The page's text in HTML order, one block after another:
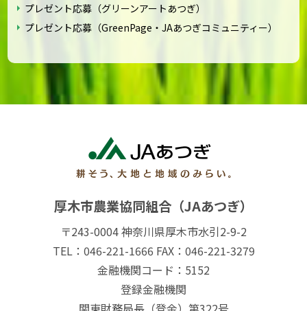
プレゼント応募（グリーンアートあつぎ）
プレゼント応募（GreenPage・JAあつぎコミュニティー）
厚木市農業協同組合（JAあつぎ）
〒243-0004 神奈川県厚木市水引2-9-2
TEL：046-221-1666 FAX：046-221-3279
金融機関コード：5152
登録金融機関